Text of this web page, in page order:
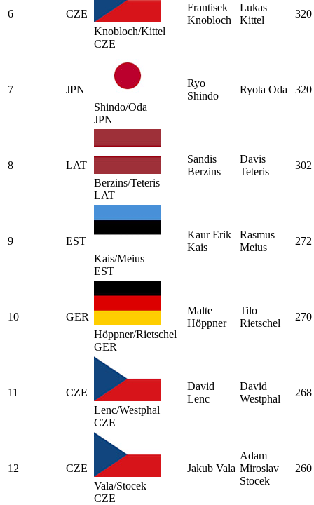
6
CZE
Knobloch/Kittel
CZE
Frantisek
Knobloch
Lukas
Kittel
320
7
JPN
Shindo/Oda
JPN
Ryo
Shindo
Ryota Oda 320
8
LAT
Berzins/Teteris
LAT
Sandis
Berzins
Davis
Teteris
302
9
EST
Kais/Meius
EST
Kaur Erik
Kais
Rasmus
Meius
272
10
GER
Höppner/Rietschel
GER
Malte
Höppner
Tilo
Rietschel
270
11
CZE
Lenc/Westphal
CZE
David
Lenc
David
Westphal
268
12
CZE
Vala/Stocek
CZE
Jakub Vala
Adam
Miroslav
Stocek
260